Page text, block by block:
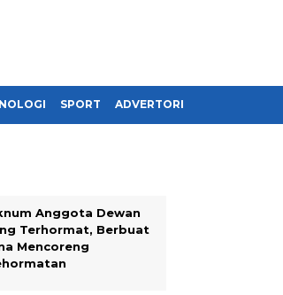
SPORT ADVERTORIAL
Anggota Dewan
Terhormat, Berbuat
Mencoreng